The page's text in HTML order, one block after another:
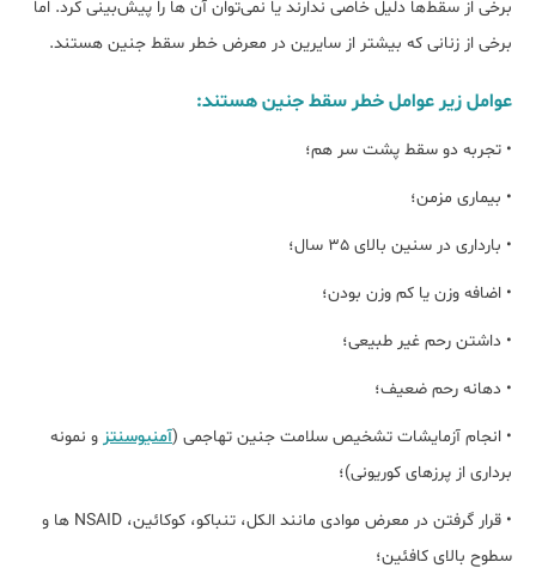
برخی از سقط‌ها دلیل خاصی ندارند یا نمی‌توان آن ها را پیش‌بینی کرد. اما
برخی از زنانی که بیشتر از سایرین در معرض خطر سقط جنین هستند.
عوامل زیر عوامل خطر سقط جنین هستند:
• تجربه دو سقط پشت سر هم؛
• بیماری مزمن؛
• بارداری در سنین بالای 35 سال؛
• اضافه وزن یا کم وزن بودن؛
• داشتن رحم غیر طبیعی؛
• دهانه رحم ضعیف؛
• انجام آزمایشات تشخیص سلامت جنین تهاجمی (آمنیوسنتز و نمونه
برداری از پرزهای کوریونی)؛
• قرار گرفتن در معرض موادی مانند الکل، تنباکو، کوکائین، NSAID ها و
سطوح بالای کافئین؛